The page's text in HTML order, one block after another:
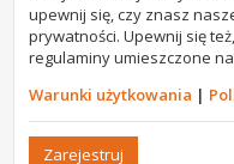
upewnij się, czy znasz
prywatności. Upewnij się
regulaminy umieszczone
Warunki użytkowania |
Zarejestruj